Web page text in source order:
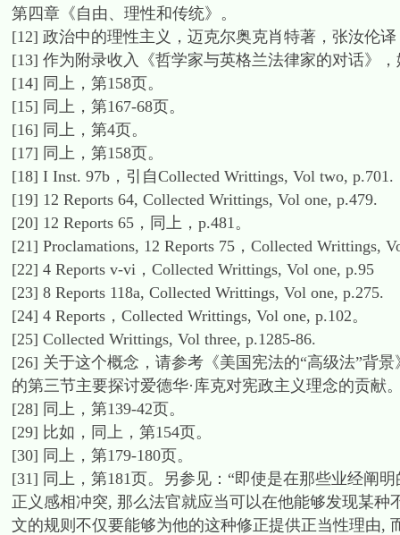
第四章《自由、理性和传统》。
[12] 政治中的理性主义，迈克尔奥克肖特著，张汝伦
[13] 作为附录收入《哲学家与英格兰法律家的对话》
[14] 同上，第158页。
[15] 同上，第167-68页。
[16] 同上，第4页。
[17] 同上，第158页。
[18] I Inst. 97b，引自Collected Writtings, Vol two, p.701.
[19] 12 Reports 64, Collected Writtings, Vol one, p.479.
[20] 12 Reports 65，同上，p.481。
[21] Proclamations, 12 Reports 75，Collected Writtings,
[22] 4 Reports v-vi，Collected Writtings, Vol one, p.95
[23] 8 Reports 118a, Collected Writtings, Vol one, p.275.
[24] 4 Reports，Collected Writtings, Vol one, p.102。
[25] Collected Writtings, Vol three, p.1285-86.
[26] 关于这个概念，请参考《美国宪法的“高级法”背
的第三节主要探讨爱德华·库克对宪政主义理念的贡献
[28] 同上，第139-42页。
[29] 比如，同上，第154页。
[30] 同上，第179-180页。
[31] 同上，第181页。另参见：“即使是在那些业经阐
正义感相冲突, 那么法官就应当可以在他能够发现某
文的规则不仅要能够为他的这种修正提供正当性理由,